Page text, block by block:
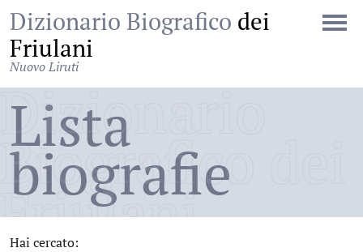
Dizionario Biografico dei
Friulani
Nuovo Liruti
Dizionario
Biografico dei
Friulani
Lista
biografie
Hai cercato: